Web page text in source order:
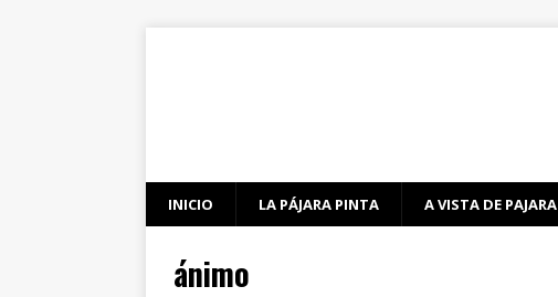
INICIO LA PÁJARA PINTA A VISTA DE PAJARA
ánimo